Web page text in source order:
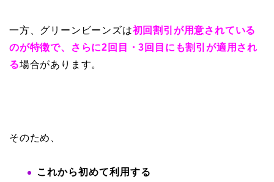
一方、グリーンビーンズは初回割引が用意されている
のが特徴で、さらに2回目・3回目にも割引が適用され
る場合があります。
そのため、
これから初めて利用する